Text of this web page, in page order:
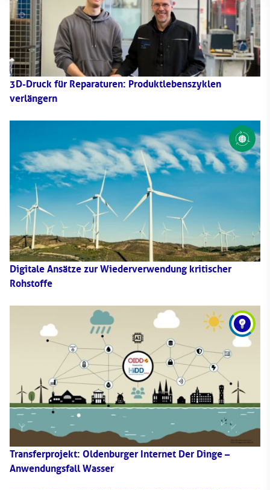
3D-Druck für Reparaturen: Produktlebenszyklen
verlängern
Digitale Ansätze zur Wiederverwendung kritischer
Rohstoffe
Transferprojekt: Oldenburger Internet Der Dinge –
Anwendungsfall Wasser